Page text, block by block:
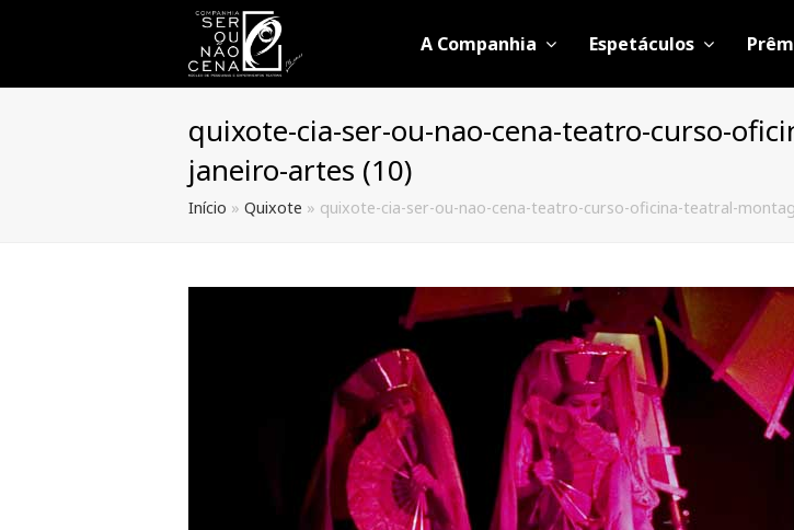
A Companhia Espetáculos
quixote-cia-ser-ou-nao-cena-teatro-curso-
janeiro-artes (10)
Início » Quixote » quixote-cia-ser-ou-nao-cena-teatro-curso-oficina-teatral-